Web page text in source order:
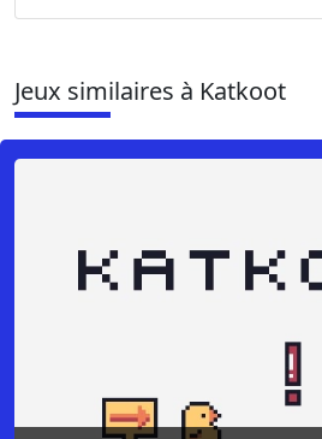
Jeux similaires à Katkoot